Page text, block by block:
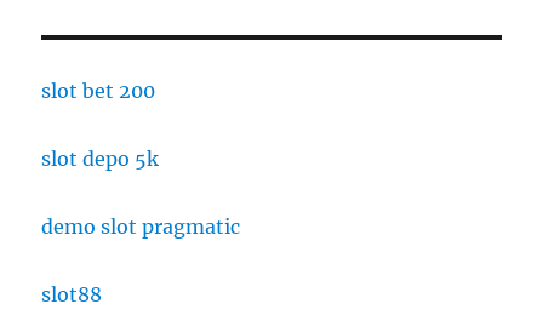
slot bet 200
slot depo 5k
demo slot pragmatic
slot88